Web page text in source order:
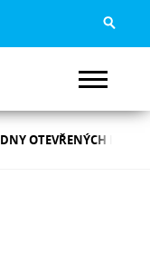
DNY OTEVŘENÝCH DVEŘÍ